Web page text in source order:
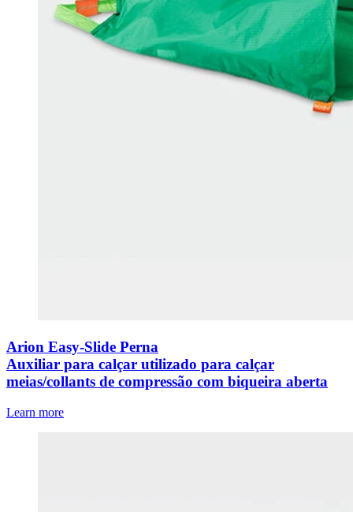
Arion Easy-Slide Perna
Auxiliar para calçar utilizado para calçar
meias/collants de compressão com biqueira aberta
Learn more